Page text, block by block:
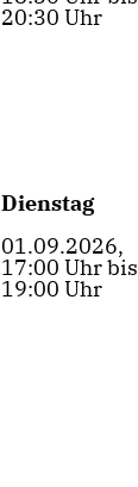
20:30 Uhr
Dienstag
01.09.2026,
17:00 Uhr bis
19:00 Uhr